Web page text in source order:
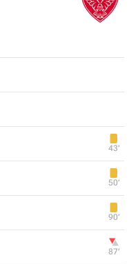
43‎’‎
50‎’‎
90‎’‎
87‎’‎